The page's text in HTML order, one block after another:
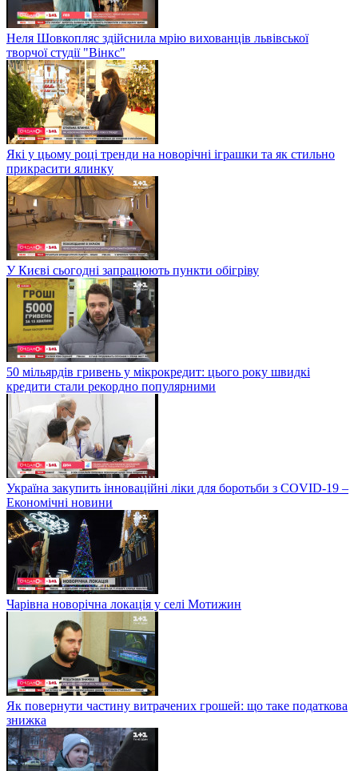
Неля Шовкопляс здійснила мрію вихованців львівської
творчої студії "Вінкс"
Які у цьому році тренди на новорічні іграшки та як стильно
прикрасити ялинку
У Києві сьогодні запрацюють пункти обігріву
50 мільярдів гривень у мікрокредит: цього року швидкі
кредити стали рекордно популярними
Україна закупить інноваційні ліки для боротьби з COVID-19 –
Економічні новини
Чарівна новорічна локація у селі Мотижин
Як повернути частину витрачених грошей: що таке податкова
знижка